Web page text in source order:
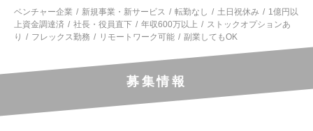
ベンチャー企業
新規事業・新サービス 転勤なし 土日祝休み
1億円以
上資金調達済
社長・役員直下 年収600万以上
ストックオプションあ
り
フレックス勤務 リモートワーク可能 副業してもOK
募集情報